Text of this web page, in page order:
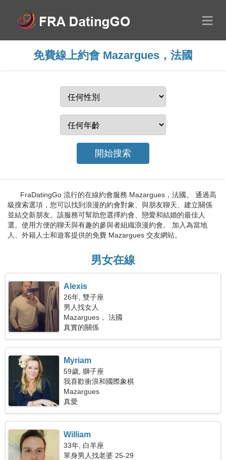
免費線上約會 Mazargues，法國
FraDatingGo 流行的在線約會服務 Mazargues，法國。 通過高
級搜索選項，您可以找到浪漫的約會對象、與朋友聊天、建立關係
並結交新朋友。該服務可幫助您選擇約會、戀愛和結婚的最佳人
選。使用方便的聊天與有趣的參與者組織浪漫約會。 加入為當地
人、外籍人士和遊客提供的免費 Mazargues 交友網站。
男女在線
Alexis
26年, 雙子座
男人找女人
Mazargues， 法國
真實的關係
Myriam
59歲, 獅子座
我喜歡衝浪和國際象棋
Mazargues
真愛
William
33年, 白羊座
單身男人找老婆 25-29